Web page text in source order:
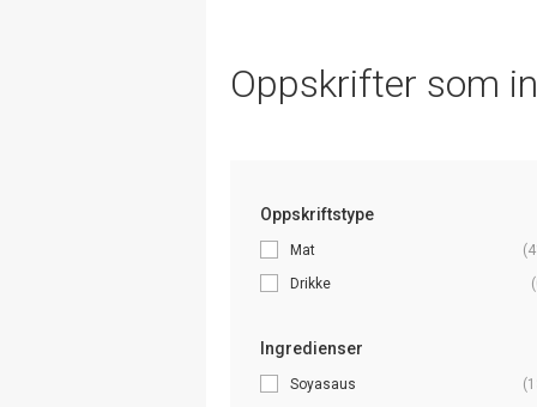
Oppskrifter som
Oppskriftstype
Mat
Drikke
Ingredienser
Soyasaus